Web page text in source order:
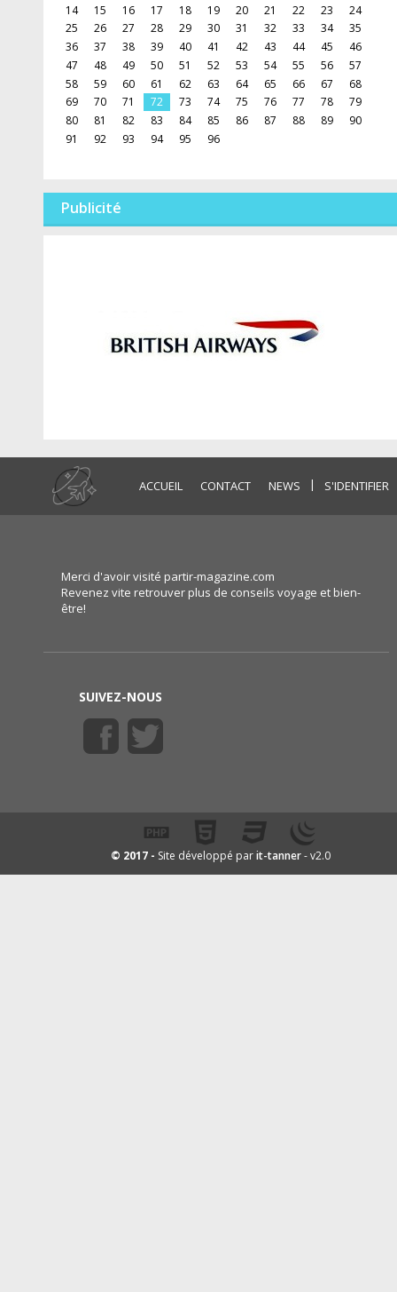
14
15 16 17 18 19 20 21 22 23
24
25
26 27 28 29 30 31 32 33 34
35
36
37 38 39 40 41 42 43 44 45
46
47
48 49 50 51 52 53 54 55 56
57
58
59 60 61 62 63 64 65 66 67
68
69
70 71 72 73 74 75 76 77 78
79
80
81 82 83 84 85 86 87 88 89
90
91
92 93 94 95 96
Publicité
ACCUEIL CONTACT NEWS | S'IDENTIFIER
Merci d'avoir visité partir-magazine.com
Revenez vite retrouver plus de conseils voyage et bien-
être!
SUIVEZ-NOUS
© 2017 - Site développé parit-tanner- v2.0